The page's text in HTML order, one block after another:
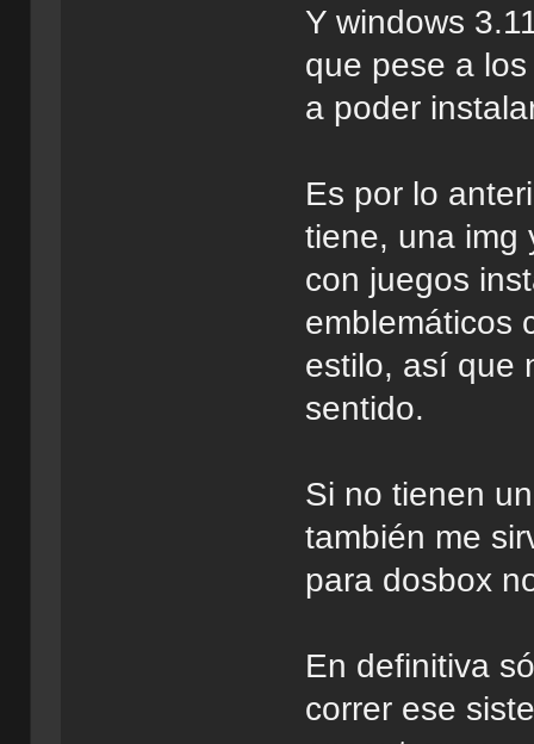
Y windows
que pese a
a poder
Es por lo
tiene, una img
con juegos
emblemáticos
estilo, así que
sentido.
Si no tienen
también me
para dosbox
En definitiva
correr ese